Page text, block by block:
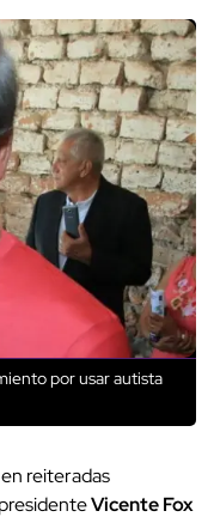
por usar autista
reiteradas
Vicente Fox